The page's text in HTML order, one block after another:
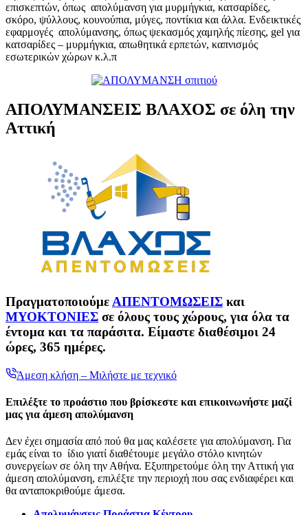
επισκεπτών, όπως απολύμανση για μυρμήγκια, κατσαρίδες,
σκόρο, ψύλλους, κουνούπια, μύγες, ποντίκια και άλλα. Ενδεικτικές
εφαρμογές απολύμανσης, όπως ψεκασμός χαμηλής πίεσης, gel για
κατσαρίδες – μυρμήγκια, απωθητικά ερπετών, καπνισμός
εσωτερικών χώρων κ.λ.π
ΑΠΟΛΥΜΑΝΣΕΙΣ ΒΛΑΧΟΣ σε όλη την
Αττική
Πραγματοποιούμε ΑΠΕΝΤΟΜΩΣΕΙΣ και
ΜΥΟΚΤΟΝΙΕΣ σε όλους τους χώρους, για όλα τα
έντομα και τα παράσιτα. Είμαστε διαθέσιμοι 24
ώρες, 365 ημέρες.
Άμεση κλήση – Μιλήστε με τεχνικό
Επιλέξτε το προάστιο που βρίσκεστε και επικοινωνήστε μαζί
μας για άμεση απολύμανση
Δεν έχει σημασία από πού θα μας καλέσετε για απολύμανση. Για
εμάς είναι το ίδιο γιατί διαθέτουμε μεγάλο στόλο κινητών
συνεργείων σε όλη την Αθήνα. Εξυπηρετούμε όλη την Αττική για
άμεση απολύμανση, επιλέξτε την περιοχή που σας ενδιαφέρει και
θα ανταποκριθούμε άμεσα.